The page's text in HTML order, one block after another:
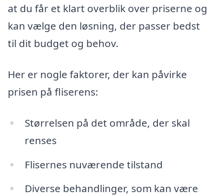
at du får et klart overblik over priserne og
kan vælge den løsning, der passer bedst
til dit budget og behov.
Her er nogle faktorer, der kan påvirke
prisen på fliserens:
Størrelsen på det område, der skal
renses
Flisernes nuværende tilstand
Diverse behandlinger, som kan være